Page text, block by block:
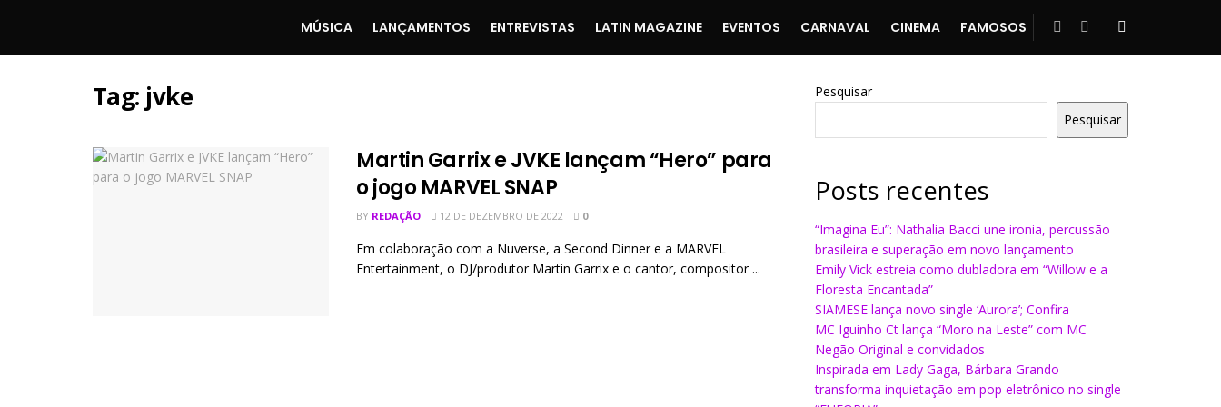
MÚSICA LANÇAMENTOS ENTREVISTAS LATIN MAGAZINE EVENTOS CARNAVAL CINEMA FAMOSOS
Tag: jvke
Martin Garrix e JVKE lançam “Hero” para
o jogo MARVEL SNAP
BY REDAÇÃO 12 DE DEZEMBRO DE 2022 0
Em colaboração com a Nuverse, a Second Dinner e a MARVEL
Entertainment, o DJ/produtor Martin Garrix e o cantor, compositor ...
Pesquisar
Pesquisar
Posts recentes
“Imagina Eu”: Nathalia Bacci une ironia, percussão
brasileira e superação em novo lançamento
Emily Vick estreia como dubladora em “Willow e a
Floresta Encantada”
SIAMESE lança novo single ‘Aurora’; Confira
MC Iguinho Ct lança “Moro na Leste” com MC
Negão Original e convidados
Inspirada em Lady Gaga, Bárbara Grando
transforma inquietação em pop eletrônico no single